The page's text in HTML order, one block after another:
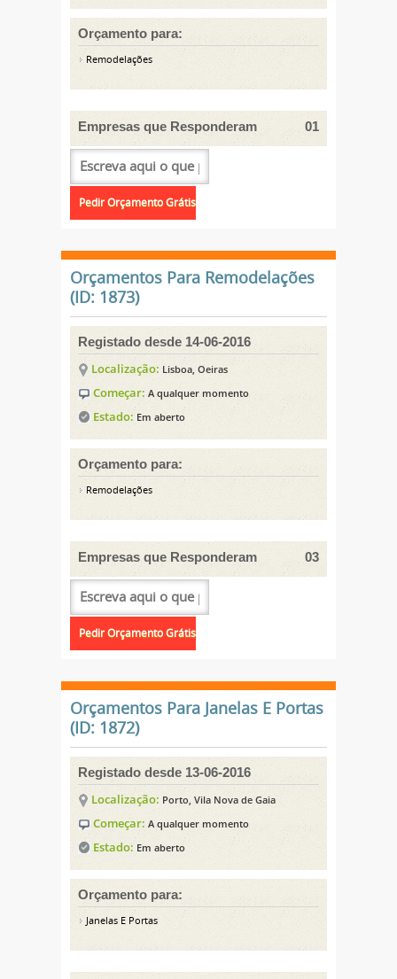
Orçamento para:
Remodelações
Empresas que Responderam 01
Orçamentos Para Remodelações
(ID: 1873)
Registado desde 14-06-2016
Localização: Lisboa, Oeiras
Começar: A qualquer momento
Estado: Em aberto
Orçamento para:
Remodelações
Empresas que Responderam 03
Orçamentos Para Janelas E Portas
(ID: 1872)
Registado desde 13-06-2016
Localização: Porto, Vila Nova de Gaia
Começar: A qualquer momento
Estado: Em aberto
Orçamento para:
Janelas E Portas